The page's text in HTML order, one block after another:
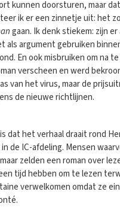
kunnen doorsturen, maar
ik er een zinnetje uit: het
gaan. Ik denk stiekem: zijn er
als argument gebruiken
En ook misbruiken om na
verscheen en werd
van het virus, maar de
de nieuwe richtlijnen.
dat het verhaal draait rond
de IC-afdeling. Mensen
zelden een roman over
tijd hebben om te lezen
verwelkomen omdat ze